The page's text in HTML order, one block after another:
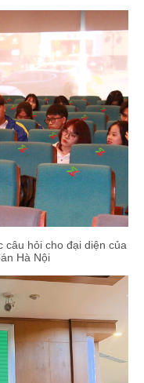
câu hỏi cho đại diện của
Hà Nội